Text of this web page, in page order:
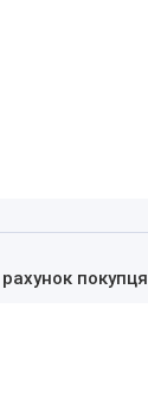
покупця